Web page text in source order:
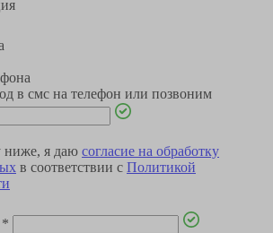
в смс на телефон или позвоним
ниже, я даю согласие на обработку
в соответствии с Политикой
*